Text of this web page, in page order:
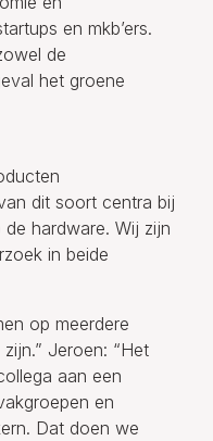
en mkb’ers.
de
het groene
dit soort centra bij
hardware. Wij zijn
in beide
op meerdere
Jeroen: “Het
aan een
en
Dat doen we